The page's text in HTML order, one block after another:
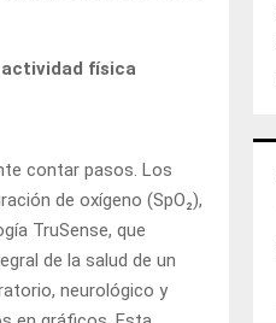
física
contar pasos. Los
de oxígeno (SpO₂),
TruSense, que
de la salud de un
neurológico y